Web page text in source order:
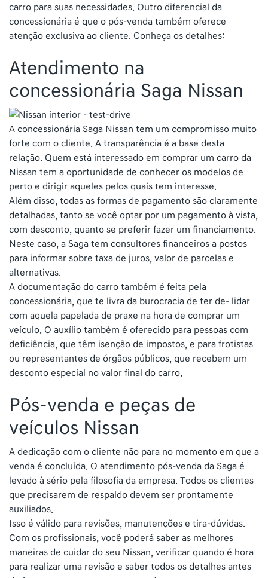
carro para suas necessidades. Outro diferencial da
concessionária é que o pós-venda também oferece
atenção exclusiva ao cliente. Conheça os detalhes:
Atendimento na
concessionária Saga Nissan
A concessionária Saga Nissan tem um compromisso muito
forte com o cliente. A transparência é a base desta
relação. Quem está interessado em comprar um carro da
Nissan tem a oportunidade de conhecer os modelos de
perto e dirigir aqueles pelos quais tem interesse.
Além disso, todas as formas de pagamento são claramente
detalhadas, tanto se você optar por um pagamento à vista,
com desconto, quanto se preferir fazer um financiamento.
Neste caso, a Saga tem consultores financeiros a postos
para informar sobre taxa de juros, valor de parcelas e
alternativas.
A documentação do carro também é feita pela
concessionária, que te livra da burocracia de ter de- lidar
com aquela papelada de praxe na hora de comprar um
veículo. O auxílio também é oferecido para pessoas com
deficiência, que têm isenção de impostos, e para frotistas
ou representantes de órgãos públicos, que recebem um
desconto especial no valor final do carro.
Pós-venda e peças de
veículos Nissan
A dedicação com o cliente não para no momento em que a
venda é concluída. O atendimento pós-venda da Saga é
levado à sério pela filosofia da empresa. Todos os clientes
que precisarem de respaldo devem ser prontamente
auxiliados.
Isso é válido para revisões, manutenções e tira-dúvidas.
Com os profissionais, você poderá saber as melhores
maneiras de cuidar do seu Nissan, verificar quando é hora
para realizar uma revisão e saber todos os detalhes antes